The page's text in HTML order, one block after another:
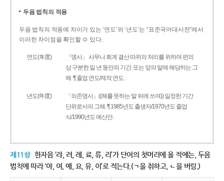
두음 법칙의 적용
두음 법칙의 적용에 차이가 있는 ‘연도’와 ‘년도’는 “표준국어대사전”에서
이러한 차이점을 확인할 수 있다.
연도(年度)
「명사」 사무나 회계 결산 따위의 처리를 위하여 편의
상 구분한 일 년 동안의 기간. 또는 앞의 말에 해당하는 그
해. ¶ 졸업 연도/제작 연도.
년도(年度)
「의존명사」((해를 뜻하는 말 뒤에 쓰여)) 일정한 기간
단위로서의 그해. ¶ 1985년도 출생자/1970년도 졸업
식/1990년도 예산안.
제11항 한자음 ‘랴, 려, 례, 료, 류, 리’가 단어의 첫머리에 올 적에는, 두음
법칙에 따라 ‘야, 여, 예, 요, 유, 이’로 적는다.(ㄱ을 취하고, ㄴ을 버림.)